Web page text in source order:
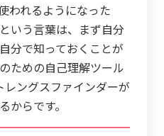
われるようになった
いう言葉は、まず自分
分で知っておくことが
ための自己理解ツール
レングスファインダーが
からです。